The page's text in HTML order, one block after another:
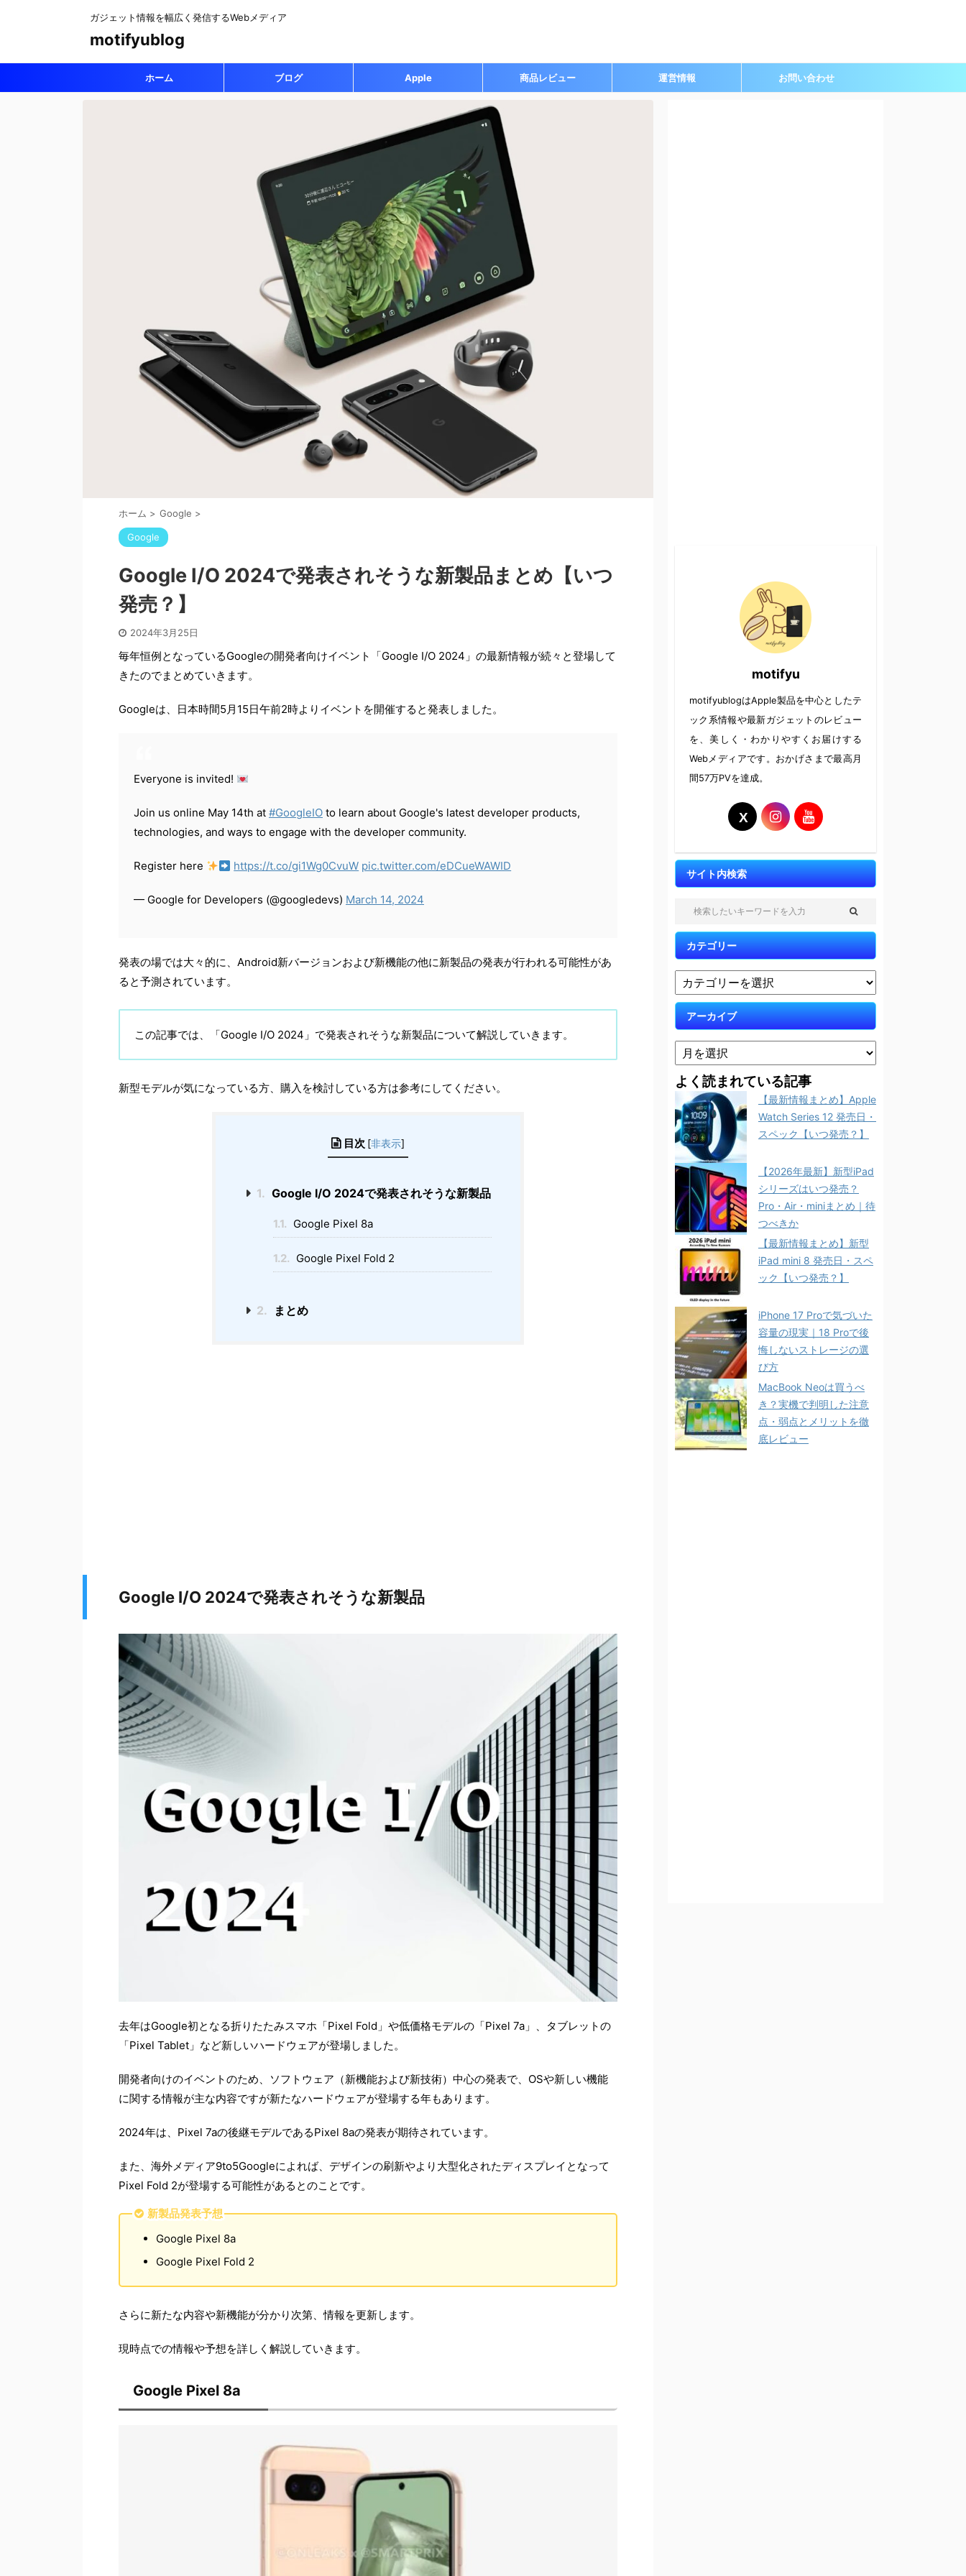
ガジェット情報を幅広く発信するWebメディア
motifyublog
ホーム ブログ Apple 商品レビュー 運営情報 お問い合わせ
ホーム > Google >
Google
Google I/O 2024で発表されそうな新製品まとめ【いつ
発売？】
2024年3月25日
毎年恒例となっているGoogleの開発者向けイベント「Google I/O 2024」の最新情報が続々と登場して
きたのでまとめていきます。
Googleは、日本時間5月15日午前2時よりイベントを開催すると発表しました。
Everyone is invited!
Join us online May 14th at #GoogleIO to learn about Google's latest developer products,
technologies, and ways to engage with the developer community.
Register here https://t.co/gi1Wg0CvuW pic.twitter.com/eDCueWAWID
— Google for Developers (@googledevs) March 14, 2024
発表の場では大々的に、Android新バージョンおよび新機能の他に新製品の発表が行われる可能性があ
ると予測されています。
この記事では、「Google I/O 2024」で発表されそうな新製品について解説していきます。
新型モデルが気になっている方、購入を検討している方は参考にしてください。
目次 [非表示]
1. Google I/O 2024で発表されそうな新製品
1.1. Google Pixel 8a
1.2. Google Pixel Fold 2
2. まとめ
Google I/O 2024で発表されそうな新製品
去年はGoogle初となる折りたたみスマホ「Pixel Fold」や低価格モデルの「Pixel 7a」、タブレットの
「Pixel Tablet」など新しいハードウェアが登場しました。
開発者向けのイベントのため、ソフトウェア（新機能および新技術）中心の発表で、OSや新しい機能
に関する情報が主な内容ですが新たなハードウェアが登場する年もあります。
2024年は、Pixel 7aの後継モデルであるPixel 8aの発表が期待されています。
また、海外メディア9to5Googleによれば、デザインの刷新やより大型化されたディスプレイとなって
Pixel Fold 2が登場する可能性があるとのことです。
新製品発表予想
Google Pixel 8a
Google Pixel Fold 2
さらに新たな内容や新機能が分かり次第、情報を更新します。
現時点での情報や予想を詳しく解説していきます。
Google Pixel 8a
motifyu
motifyublogはApple製品を中心としたテ
ック系情報や最新ガジェットのレビュー
を、美しく・わかりやすくお届けする
Webメディアです。おかげさまで最高月
間57万PVを達成。
サイト内検索
カテゴリー
アーカイブ
よく読まれている記事
【最新情報まとめ】Apple
Watch Series 12 発売日・
スペック【いつ発売？】
【2026年最新】新型iPad
シリーズはいつ発売？
Pro・Air・miniまとめ｜待
つべきか
【最新情報まとめ】新型
iPad mini 8 発売日・スペ
ック【いつ発売？】
iPhone 17 Proで気づいた
容量の現実｜18 Proで後
悔しないストレージの選
び方
MacBook Neoは買うべ
き？実機で判明した注意
点・弱点とメリットを徹
底レビュー